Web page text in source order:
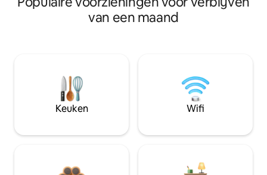
van een maand
Keuken Wifi